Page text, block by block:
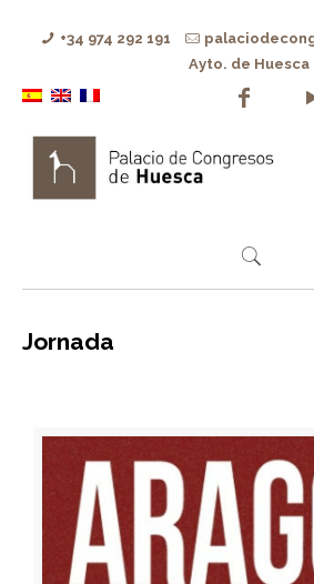
+34 974 292 191
Ayto. de Huesca
Jornada